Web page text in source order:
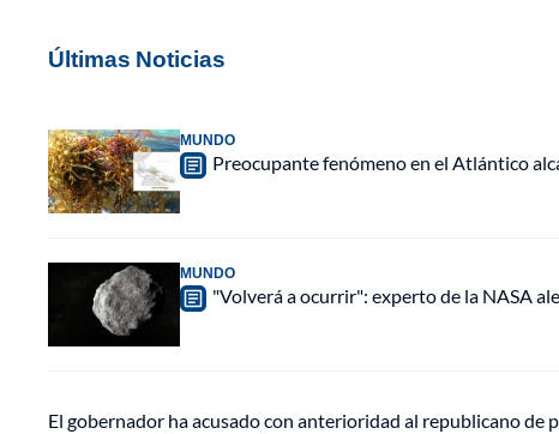
Últimas Noticias
MUNDO
Preocupante fenómeno en el Atlántico
MUNDO
"Volverá a ocurrir": experto de la NASA
El gobernador ha acusado con anterioridad al republicano